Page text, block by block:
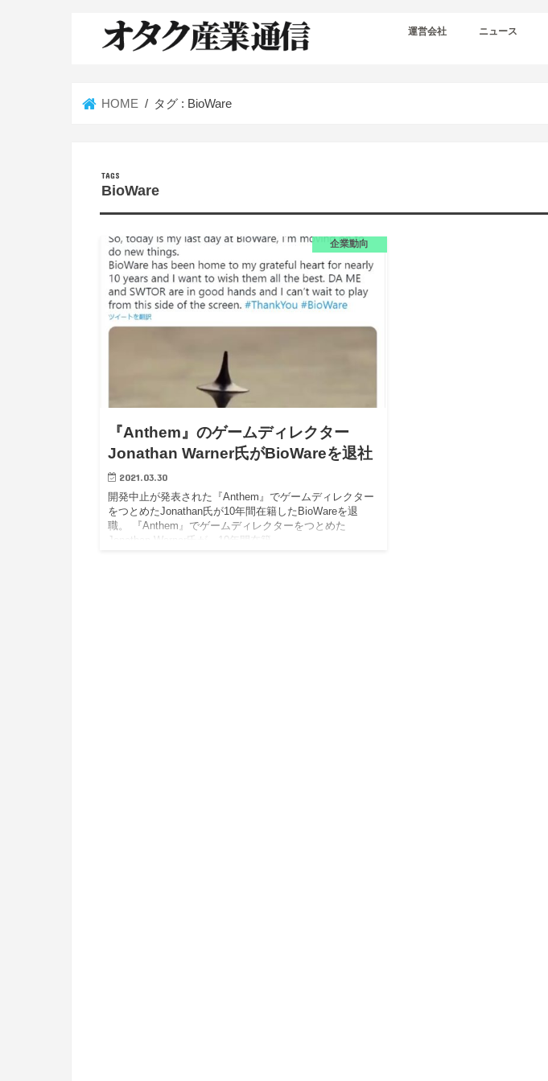
運営会社 ニュース
HOME タグ : BioWare
BioWare
企業動向
『Anthem』のゲームディレクター
Jonathan Warner氏がBioWareを退社
2021.03.30
開発中止が発表された『Anthem』でゲームディレクター
をつとめたJonathan氏が10年間在籍したBioWareを退
職。 『Anthem』でゲームディレクターをつとめた
Jonathan Warner氏が、10年間在籍…